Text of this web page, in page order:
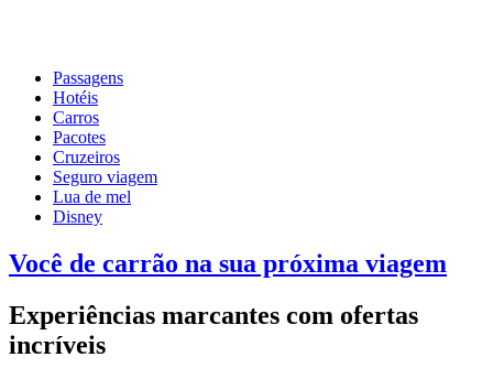
Passagens
Hotéis
Carros
Pacotes
Cruzeiros
Seguro viagem
Lua de mel
Disney
Você de carrão na sua próxima viagem
Experiências marcantes com ofertas
incríveis